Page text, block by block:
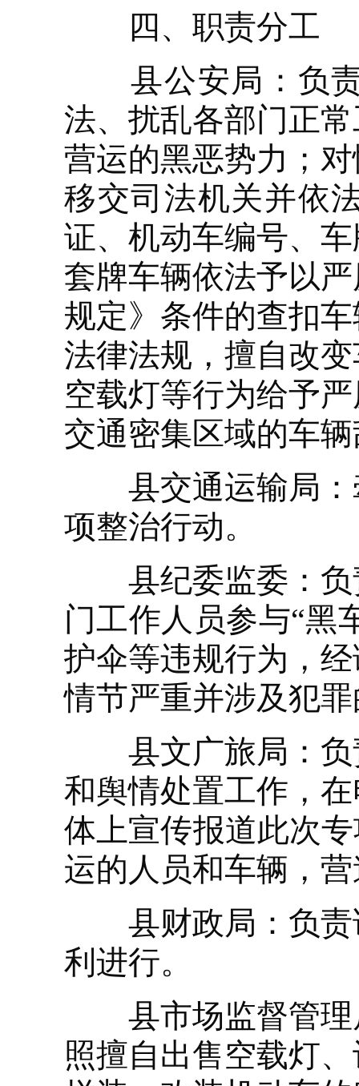
四、职责分工
县公安局：负责
法、扰乱各部门正
营运的黑恶势力；
移交司法机关并依
证、机动车编号、
套牌车辆依法予以
规定》条件的查扣
法律法规，擅自改
空载灯等行为给予
交通密集区域的车
县交通运输局：
项整治行动。
县纪委监委：负
门工作人员参与“黑
护伞等违规行为，
情节严重并涉及犯
县文广旅局：负
和舆情处置工作，
体上宣传报道此次
运的人员和车辆，
县财政局：负责
利进行。
县市场监督管理
照擅自出售空载灯